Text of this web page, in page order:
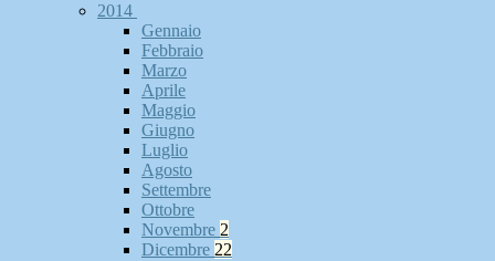
2014
Gennaio
Febbraio
Marzo
Aprile
Maggio
Giugno
Luglio
Agosto
Settembre
Ottobre
Novembre 2
Dicembre 22